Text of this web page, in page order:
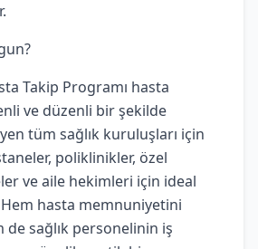
Takip Programı hasta
ve düzenli bir şekilde
tüm sağlık kuruluşları için
poliklinikler, özel
ve aile hekimleri için ideal
hasta memnuniyetini
de sağlık personelinin iş